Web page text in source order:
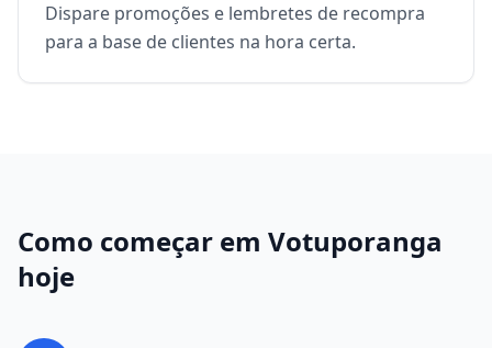
Dispare promoções e lembretes de recompra
para a base de clientes na hora certa.
Como começar em Votuporanga
hoje